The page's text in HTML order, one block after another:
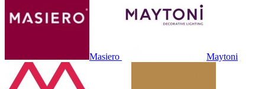
Masiero Maytoni